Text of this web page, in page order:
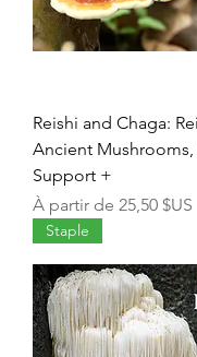
Reishi and Chaga:
Ancient
Support +
À partir de 25,50 $US
Prix promotionnel
Staple